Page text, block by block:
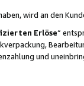
wird an den
Erlöse“
und